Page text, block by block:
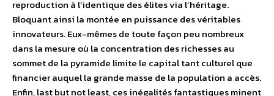
reproduction à l’identique des élites via l’héritage.
Bloquant ainsi la montée en puissance des véritables
innovateurs. Eux-mêmes de toute façon peu nombreux
dans la mesure où la concentration des richesses au
sommet de la pyramide limite le capital tant culturel que
financier auquel la grande masse de la population a accès.
Enfin, last but not least, ces inégalités fantastiques minent